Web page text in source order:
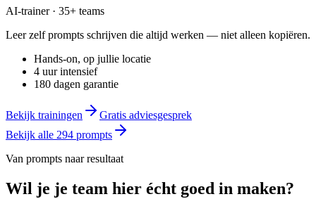
AI-trainer · 35+ teams
Leer zelf prompts schrijven die altijd werken — niet alleen kopiëren.
Hands-on, op jullie locatie
4 uur intensief
180 dagen garantie
Bekijk trainingen
Gratis adviesgesprek
Bekijk alle 294 prompts
Van prompts naar resultaat
Wil je je team hier écht goed in maken?